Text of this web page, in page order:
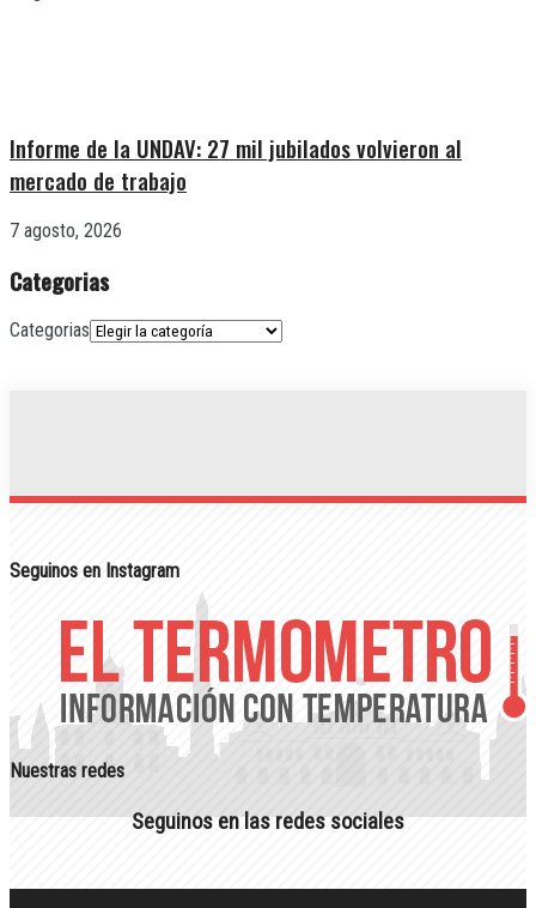
Informe de la UNDAV: 27 mil jubilados volvieron al
mercado de trabajo
7 agosto, 2026
Categorias
Categorias
Seguinos en Instagram
Nuestras redes
Seguinos en las redes sociales